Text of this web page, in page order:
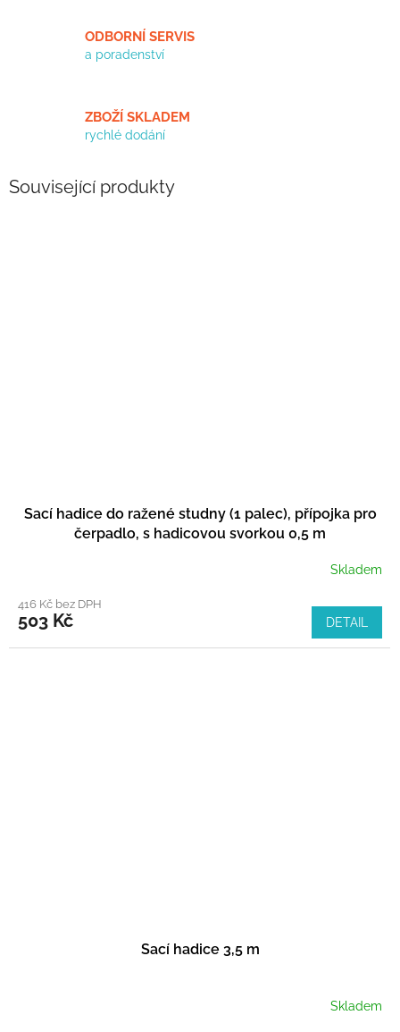
ODBORNÍ SERVIS
a poradenství
ZBOŽÍ SKLADEM
rychlé dodání
Související produkty
Sací hadice do ražené studny (1 palec), přípojka pro
čerpadlo, s hadicovou svorkou 0,5 m
Skladem
416 Kč bez DPH
503 Kč DETAIL
Sací hadice 3,5 m
Skladem